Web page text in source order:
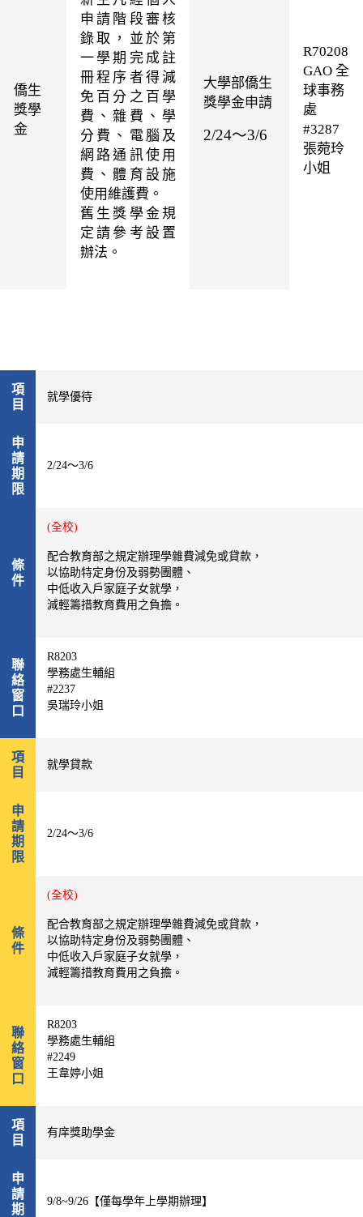
僑生
獎學
金
申請階段審核
錄取，並於第
一學期完成註
冊程序者得減
免百分之百學
費、雜費、學
分費、電腦及
網路通訊使用
費、體育設施
使用維護費。
舊生獎學金規
定請參考設置
辦法。
大學部僑生
獎學金申請
2/24～3/6
R70208
GAO 全
球事務
處
#3287
張菀玲
小姐
項
目
就學優待
申
請
期
限
2/24～3/6
條
件
(全校)
配合教育部之規定辦理學雜費減免或貸款，
以協助特定身份及弱勢團體、
中低收入戶家庭子女就學，
減輕籌措教育費用之負擔。
聯
絡
窗
口
R8203
學務處生輔組
#2237
吳瑞玲小姐
項
目
就學貸款
申
請
期
限
2/24～3/6
條
件
(全校)
配合教育部之規定辦理學雜費減免或貸款，
以協助特定身份及弱勢團體、
中低收入戶家庭子女就學，
減輕籌措教育費用之負擔。
聯
絡
窗
口
R8203
學務處生輔組
#2249
王韋婷小姐
項
目
有庠獎助學金
申
請
期
9/8~9/26【僅每學年上學期辦理】